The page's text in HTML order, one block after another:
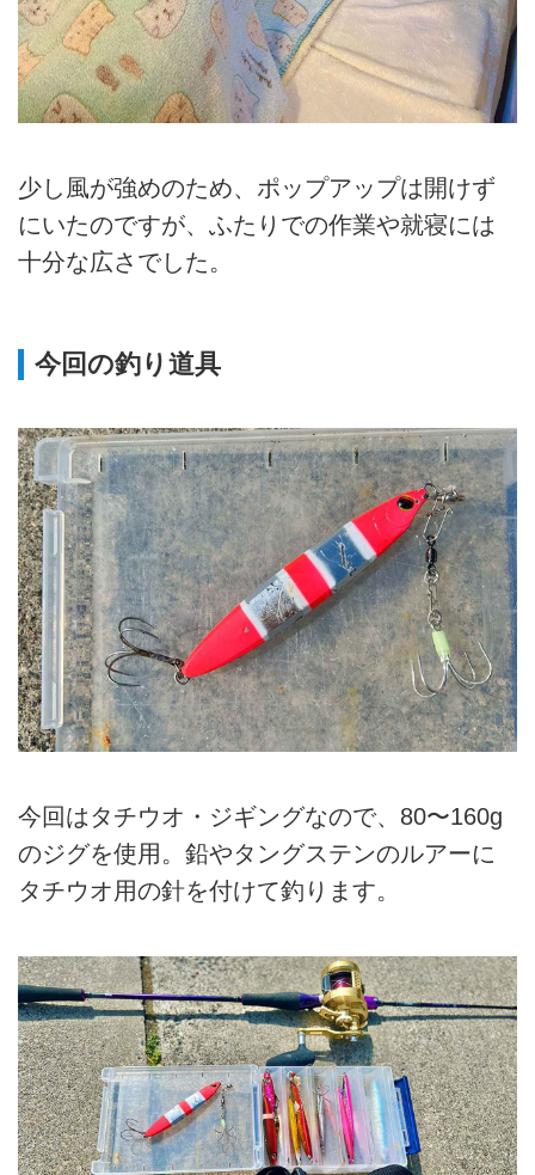
少し風が強めのため、ポップアップは開けず
にいたのですが、ふたりでの作業や就寝には
十分な広さでした。
今回の釣り道具
今回はタチウオ・ジギングなので、80〜160g
のジグを使用。鉛やタングステンのルアーに
タチウオ用の針を付けて釣ります。